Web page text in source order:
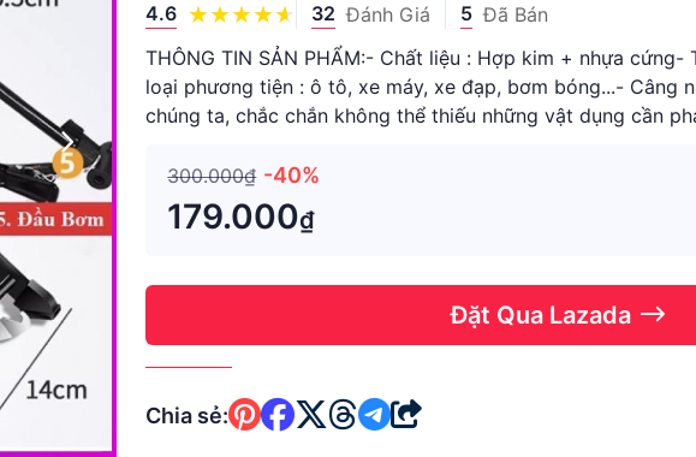
4.6 32 Đánh Giá 5 Đã Bán
THÔNG TIN SẢN PHẨM:- Chất liệu : Hợp kim + nhựa
loại phương tiện : ô tô, xe máy, xe đạp, bơm bóng...- Câng
chúng ta, chắc chắn không thể thiếu những vật dụng cần
300.000₫ -40%
179.000₫
Đặt Qua Lazada
Chia sẻ: